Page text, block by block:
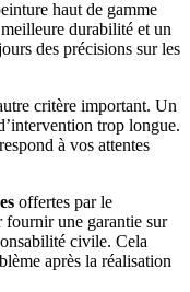
haut de gamme
durabilité et un
des précisions sur les
critère important. Un
trop longue.
à vos attentes
offertes par le
une garantie sur
civile. Cela
après la réalisation